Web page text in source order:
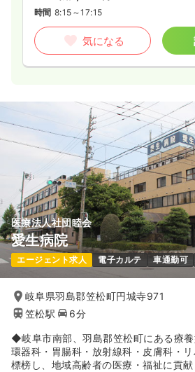
時間 8:15～17:15
気になる
医療法人社団睦会
愛生病院
エージェント求人 電子カルテ 車通勤可
岐阜県羽島郡笠松町円城寺971
笠松駅
6分
◆岐阜市南部、羽島郡笠松町にある療
環器科・胃腸科・放射線科・皮膚科・
標榜し、地域高齢者の医療・福祉に貢